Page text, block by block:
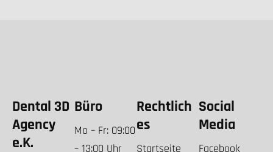
Dental 3D
Agency
e.K.
Büro
Mo – Fr: 09:00
– 13:00 Uhr
Rechtlich
es
Startseite
Social
Media
Facebook